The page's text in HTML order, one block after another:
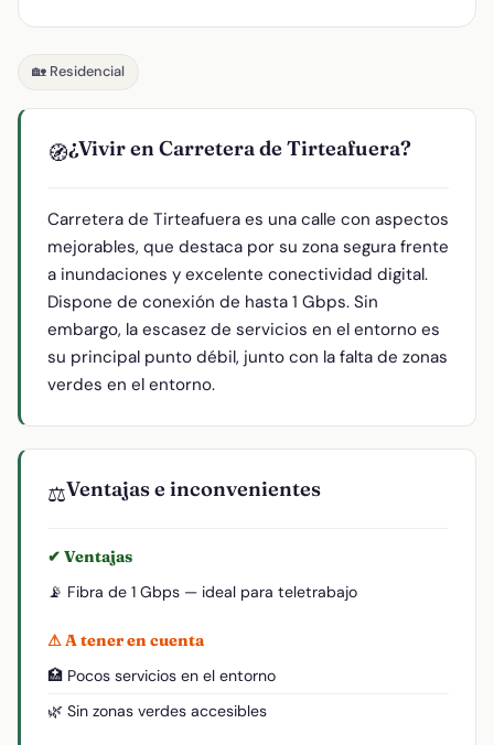
🏡 Residencial
🧭¿Vivir en Carretera de Tirteafuera?
Carretera de Tirteafuera es una calle con aspectos
mejorables, que destaca por su zona segura frente
a inundaciones y excelente conectividad digital.
Dispone de conexión de hasta 1 Gbps. Sin
embargo, la escasez de servicios en el entorno es
su principal punto débil, junto con la falta de zonas
verdes en el entorno.
⚖️Ventajas e inconvenientes
✔ Ventajas
📡 Fibra de 1 Gbps — ideal para teletrabajo
⚠ A tener en cuenta
🏥 Pocos servicios en el entorno
🌿 Sin zonas verdes accesibles